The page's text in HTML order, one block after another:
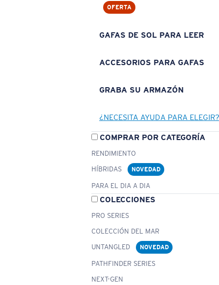
OFERTA
GAFAS DE SOL PARA LEER
ACCESORIOS PARA GAFAS
GRABA SU ARMAZÓN
¿NECESITA AYUDA PARA ELEGIR?
COMPRAR POR CATEGORÍA
RENDIMIENTO
HÍBRIDAS
NOVEDAD
PARA EL DIA A DIA
COLECCIONES
PRO SERIES
COLECCIÓN DEL MAR
UNTANGLED
NOVEDAD
PATHFINDER SERIES
NEXT-GEN